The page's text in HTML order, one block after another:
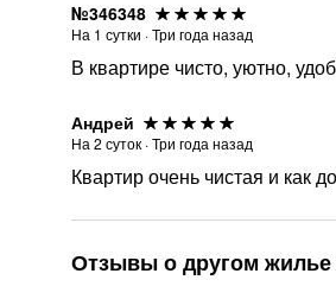
№346348
На 1 сутки ·Три года назад
В квартире чисто, уютно,
Андрей
На 2 суток ·Три года назад
Квартир очень чистая и как
Отзывы о другом жилье